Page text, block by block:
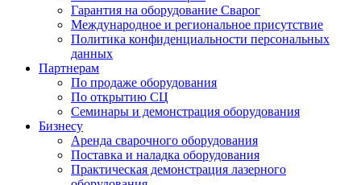
Гарантия на оборудование Сварог
Международное и региональное присутствие
Политика конфиденциальности персональных
данных
Партнерам
По продаже оборудования
По открытию СЦ
Семинары и демонстрация оборудования
Бизнесу
Аренда сварочного оборудования
Поставка и наладка оборудования
Практическая демонстрация лазерного